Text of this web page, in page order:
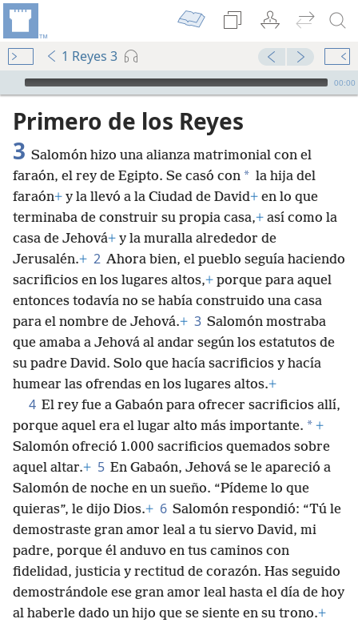
1 Reyes 3
Audio Player
00:00
Primero de los Reyes
3 Salomón hizo una alianza matrimonial con el
faraón, el rey de Egipto. Se casó con * la hija del
faraón+ y la llevó a la Ciudad de David+ en lo que
terminaba de construir su propia casa,+ así como la
casa de Jehová+ y la muralla alrededor de
Jerusalén.+ 2 Ahora bien, el pueblo seguía haciendo
sacrificios en los lugares altos,+ porque para aquel
entonces todavía no se había construido una casa
para el nombre de Jehová.+ 3 Salomón mostraba
que amaba a Jehová al andar según los estatutos de
su padre David. Solo que hacía sacrificios y hacía
humear las ofrendas en los lugares altos.+
4 El rey fue a Gabaón para ofrecer sacrificios allí,
porque aquel era el lugar alto más importante. * +
Salomón ofreció 1.000 sacrificios quemados sobre
aquel altar.+ 5 En Gabaón, Jehová se le apareció a
Salomón de noche en un sueño. “Pídeme lo que
quieras”, le dijo Dios.+ 6 Salomón respondió: “Tú le
demostraste gran amor leal a tu siervo David, mi
padre, porque él anduvo en tus caminos con
fidelidad, justicia y rectitud de corazón. Has seguido
demostrándole ese gran amor leal hasta el día de hoy
al haberle dado un hijo que se siente en su trono.+